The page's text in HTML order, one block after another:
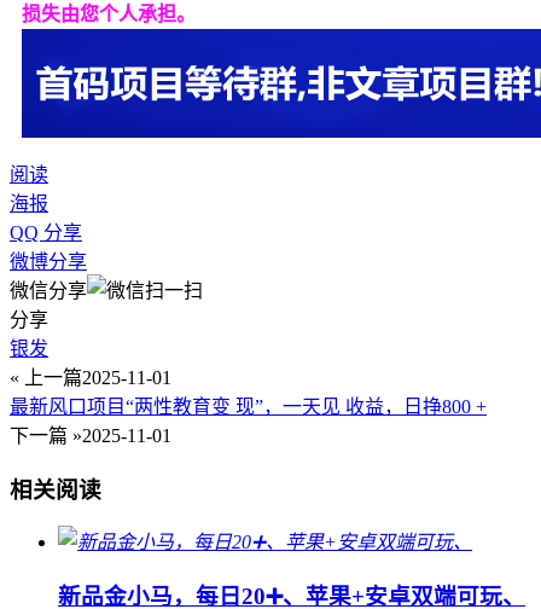
损失由您个人承担。
阅读
海报
QQ 分享
微博分享
微信分享
分享
银发
« 上一篇2025-11-01
最新风口项目“两性教育变 现”，一天见 收益，日挣800 +
下一篇 »2025-11-01
相关阅读
新品金小马，每日20➕、苹果+安卓双端可玩、